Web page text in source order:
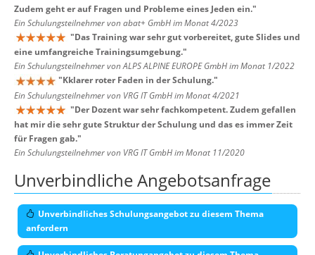
Zudem geht er auf Fragen und Probleme eines Jeden ein."
Ein Schulungsteilnehmer von abat+ GmbH im Monat 4/2023
"Das Training war sehr gut vorbereitet, gute Slides und
eine umfangreiche Trainingsumgebung."
Ein Schulungsteilnehmer von ALPS ALPINE EUROPE GmbH im Monat 1/2022
"Kklarer roter Faden in der Schulung."
Ein Schulungsteilnehmer von VRG IT GmbH im Monat 4/2021
"Der Dozent war sehr fachkompetent. Zudem gefallen
hat mir die sehr gute Struktur der Schulung und das es immer Zeit
für Fragen gab."
Ein Schulungsteilnehmer von VRG IT GmbH im Monat 11/2020
Unverbindliche Angebotsanfrage
Unverbindliches Schulungsangebot zu diesem Thema
anfordern